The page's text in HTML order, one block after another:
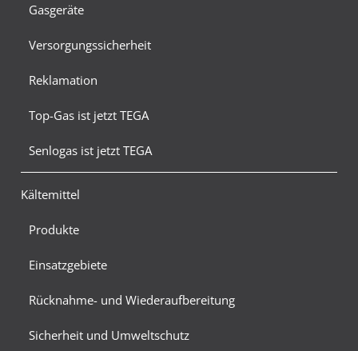
Gasgeräte
Versorgungssicherheit
Reklamation
Top-Gas ist jetzt TEGA
Senlogas ist jetzt TEGA
Kältemittel
Produkte
Einsatzgebiete
Rücknahme- und Wiederaufbereitung
Sicherheit und Umweltschutz